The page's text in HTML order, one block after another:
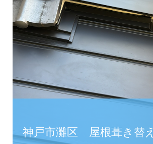
神戸市灘区 屋根葺き替え